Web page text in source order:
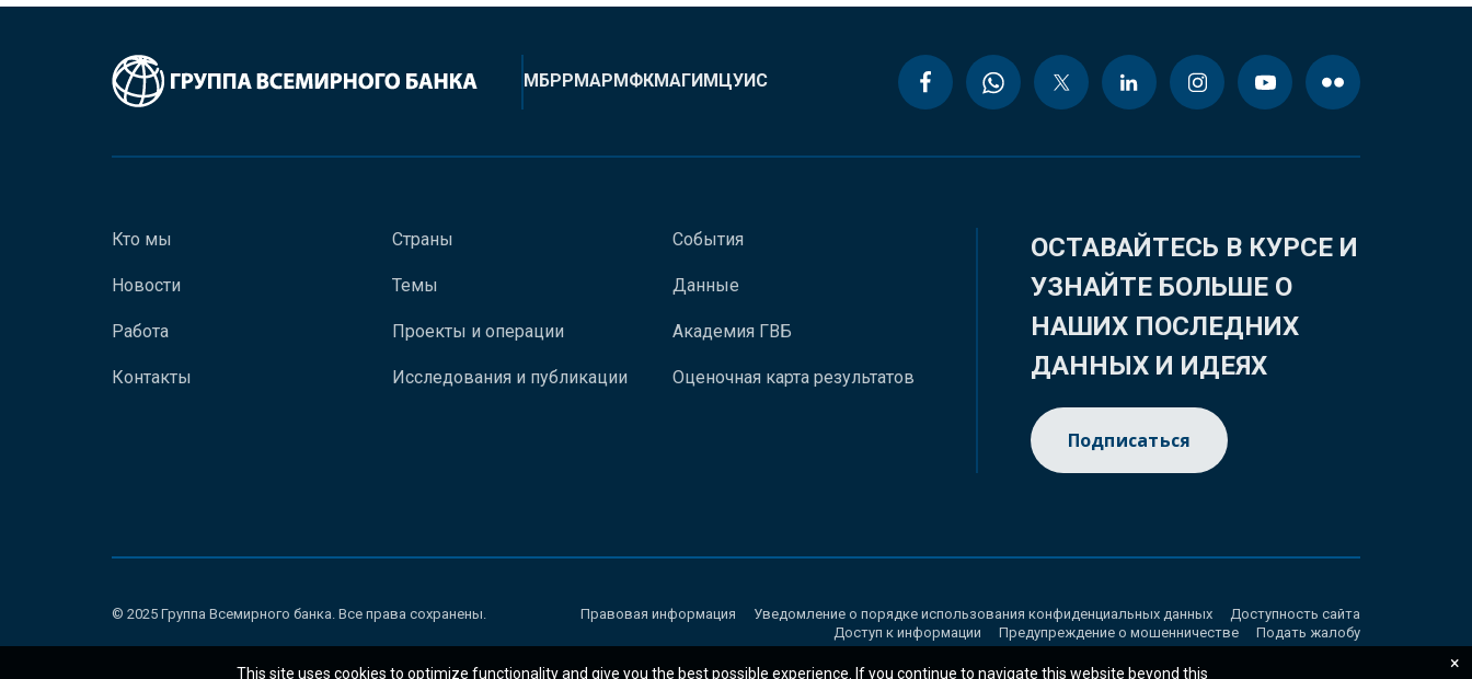
МБРРМАРМФКМАГИМЦУИС
Кто мы
Новости
Работа
Контакты
Страны
Темы
Проекты и операции
Исследования и публикации
События
Данные
Академия ГВБ
Оценочная карта результатов
ОСТАВАЙТЕСЬ В КУРСЕ И
УЗНАЙТЕ БОЛЬШЕ О
НАШИХ ПОСЛЕДНИХ
ДАННЫХ И ИДЕЯХ
Подписаться
© 2025 Группа Всемирного банка. Все права сохранены. Правовая информация Уведомление о порядке использования конфиденциальных данных
Доступность сайта
Доступ к информации
Предупреждение о мошенничестве Подать жалобу
This site uses cookies to optimize functionality and give you the best possible experience. If you continue to navigate this website beyond this ×